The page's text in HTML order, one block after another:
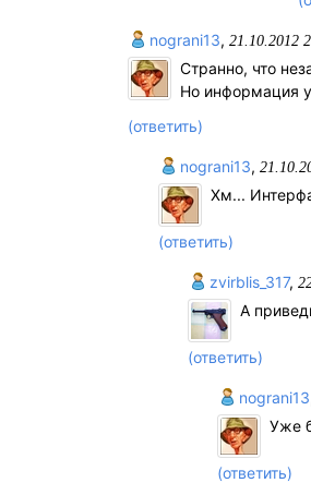
nоgrаni13, 21.10.2012
Странно, что
Но информация у
(ответить)
nоgrаni13,
Хм...
(ответить)
zvirblis_317,
А
(ответить)
nоgrаni13
Уже
(ответить)